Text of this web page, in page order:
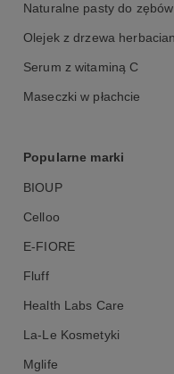
Naturalne pasty do zębów
Serum z witaminą C
Maseczki w płachcie
Popularne marki
BIOUP
Celloo
E-FIORE
Fluff
Health Labs Care
La-Le Kosmetyki
Mglife